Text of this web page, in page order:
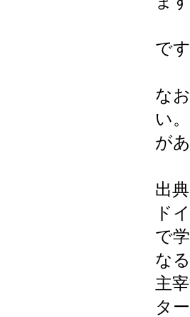
で
な
い
が
出
ド
で
な
主
タ